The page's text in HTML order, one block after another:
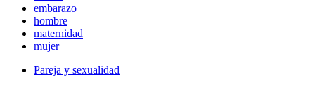
embarazo
hombre
maternidad
mujer
Pareja y sexualidad